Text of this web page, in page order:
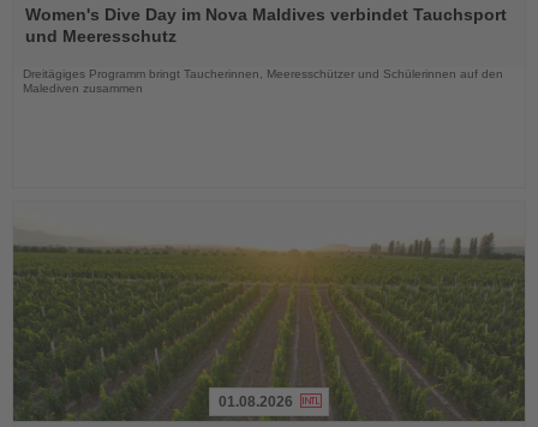
Sie
die
Women's Dive Day im Nova Maldives verbindet Tauchsport
und Meeresschutz
Dreitägiges Programm bringt Taucherinnen, Meeresschützer und Schülerinnen auf den
Malediven zusammen
01.08.2026